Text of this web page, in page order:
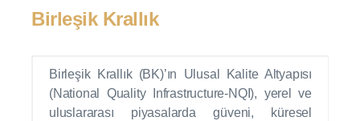
Birleşik Krallık
Birleşik Krallık (BK)’ın Ulusal Kalite Altyapısı
(National Quality Infrastructure-NQI), yerel ve
uluslararası piyasalarda güveni, küresel